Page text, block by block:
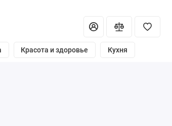
Красота и здоровье Кухня